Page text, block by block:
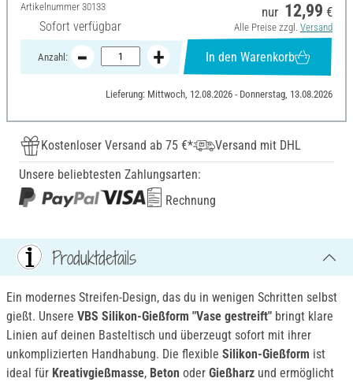
Artikelnummer 30133
Sofort verfügbar
nur 12,99 €
Alle Preise zzgl. Versand
Anzahl: In den Warenkorb
Lieferung: Mittwoch, 12.08.2026 - Donnerstag, 13.08.2026
Kostenloser Versand ab 75 €*
Versand mit DHL
Unsere beliebtesten Zahlungsarten:
Rechnung
Produktdetails
Ein modernes Streifen-Design, das du in wenigen Schritten selbst
gießt. Unsere VBS Silikon-Gießform "Vase gestreift" bringt klare
Linien auf deinen Basteltisch und überzeugt sofort mit ihrer
unkomplizierten Handhabung. Die flexible Silikon-Gießform ist
ideal für Kreativgießmasse, Beton oder Gießharz und ermöglicht